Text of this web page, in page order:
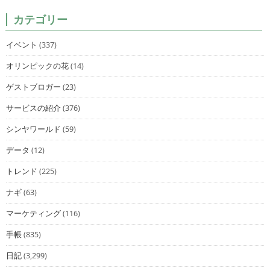
カテゴリー
イベント (337)
オリンピックの花(14)
ゲストブロガー (23)
サービスの紹介(376)
シンヤワールド (59)
データ (12)
トレンド (225)
ナギ(63)
マーケティング(116)
手帳(835)
日記(3,299)